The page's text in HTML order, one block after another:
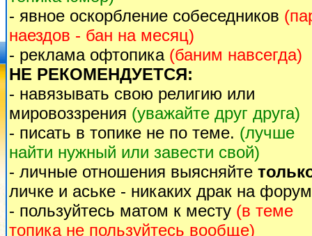
- явное оскорбление собеседников
наездов - бан на месяц)
- реклама офтопика (баним навсегда)
НЕ РЕКОМЕНДУЕТСЯ:
- навязывать свою религию или
мировоззрения (уважайте друг друга)
- писать в топике не по теме. (лучше
найти нужный или завести свой)
- личные отношения выясняйте
личке и аське - никаких драк на
- пользуйтесь матом к месту (в теме
топика не пользуйтесь вообще)